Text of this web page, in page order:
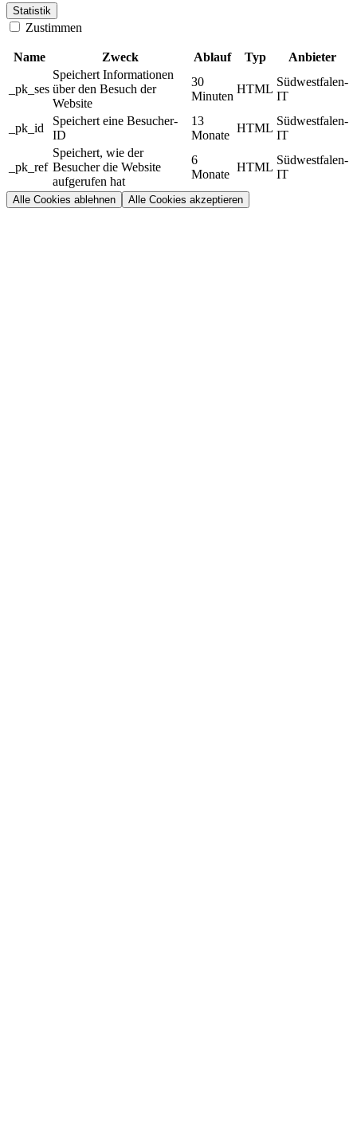
Statistik
Zustimmen
Name Zweck Ablauf Typ Anbieter
_pk_ses
Speichert Informationen
über den Besuch der
Website
30
Minuten
HTML
Südwestfalen-
IT
_pk_id
Speichert eine Besucher-
ID
13
Monate
HTML
Südwestfalen-
IT
_pk_ref
Speichert, wie der
Besucher die Website
aufgerufen hat
6
Monate
HTML
Südwestfalen-
IT
Alle Cookies ablehnen Alle Cookies akzeptieren